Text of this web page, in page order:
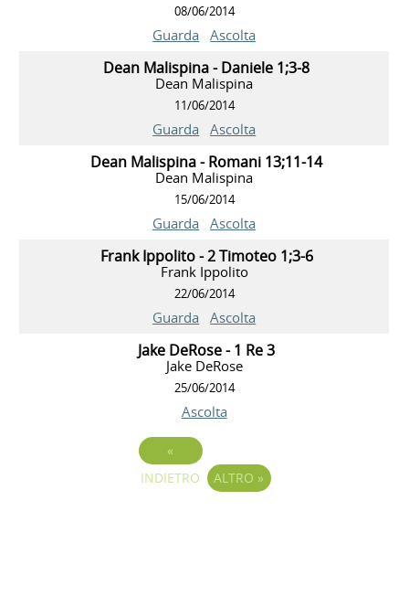
08/06/2014
Guarda Ascolta
Dean Malispina - Daniele 1;3-8
Dean Malispina
11/06/2014
Guarda Ascolta
Dean Malispina - Romani 13;11-14
Dean Malispina
15/06/2014
Guarda Ascolta
Frank Ippolito - 2 Timoteo 1;3-6
Frank Ippolito
22/06/2014
Guarda Ascolta
Jake DeRose - 1 Re 3
Jake DeRose
25/06/2014
Ascolta
«
INDIETRO
ALTRO »